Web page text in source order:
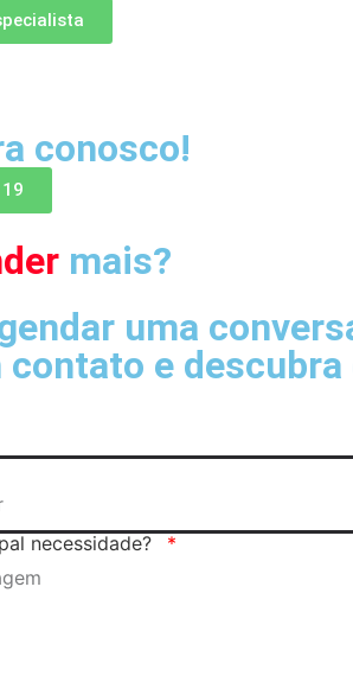
conosco!
mais?
uma
contato e
necessidade?